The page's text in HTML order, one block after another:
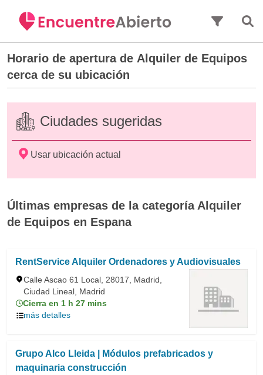
Horario de apertura de Alquiler de Equipos
cerca de su ubicación
Ciudades sugeridas
Usar ubicación actual
Últimas empresas de la categoría Alquiler
de Equipos en Espana
RentService Alquiler Ordenadores y Audiovisuales
Calle Ascao 61 Local, 28017, Madrid,
Ciudad Lineal, Madrid
Cierra en 1 h 27 mins
más detalles
Grupo Alco Lleida | Módulos prefabricados y
maquinaria construcción